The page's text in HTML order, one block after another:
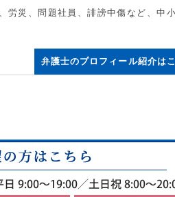
労災、問題社員、誹謗中傷など、中
弁護士のプロフィール紹介は